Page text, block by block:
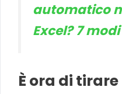
automatico
Excel? 7
È ora di